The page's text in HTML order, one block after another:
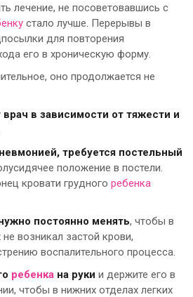
лечение, не посоветовавшись с
стало лучше. Перерывы в
для повторения
его в хроническую форму.
оно продолжается не
врач в зависимости от тяжести и
требуется постельный
положение в постели.
кровати грудного ребенка
постоянно менять, чтобы в
возникал застой крови,
воспалительного процесса.
ребенка на руки и держите его в
чтобы в нижних отделах легких